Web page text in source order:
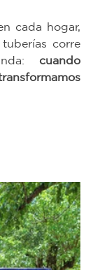
cada hogar,
corre
cuando